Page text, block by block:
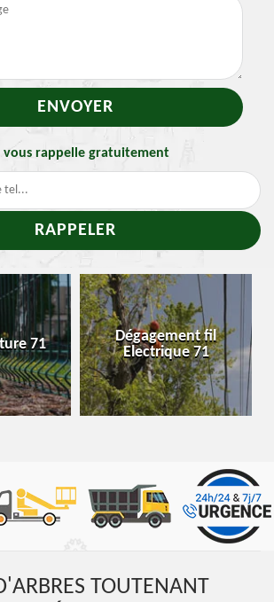
vous rappelle gratuitement
71
Dégagement fil
Electrique 71
TOUTENANT